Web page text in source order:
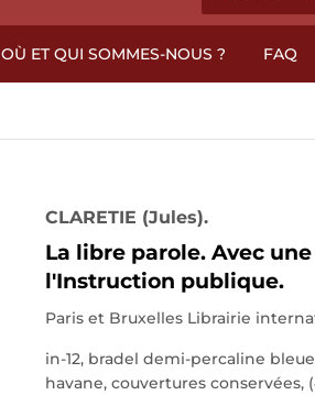
OÙ ET QUI SOMMES-NOUS ? FAQ
CLARETIE (Jules).
La libre parole. Avec
l'Instruction publique.
Paris et Bruxelles Librairie
in-12, bradel demi-percaline
havane, couvertures conservées,